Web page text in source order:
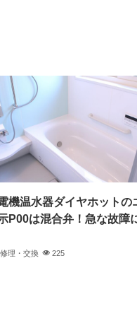
機温水器ダイヤホットの
P00は混合弁！急な故障
理・交換 225